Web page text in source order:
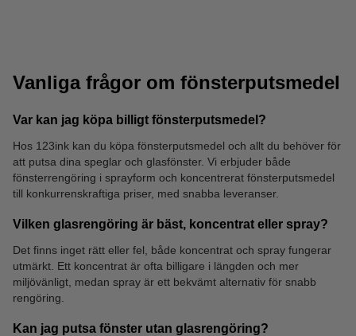
Hinkar Swiffer
Vanliga frågor om fönsterputsmedel
Var kan jag köpa billigt fönsterputsmedel?
Hos 123ink kan du köpa fönsterputsmedel och allt du behöver för
att putsa dina speglar och glasfönster. Vi erbjuder både
fönsterrengöring i sprayform och koncentrerat fönsterputsmedel
till konkurrenskraftiga priser, med snabba leveranser.
Vilken glasrengöring är bäst, koncentrat eller spray?
Det finns inget rätt eller fel, både koncentrat och spray fungerar
utmärkt. Ett koncentrat är ofta billigare i längden och mer
miljövänligt, medan spray är ett bekvämt alternativ för snabb
rengöring.
Kan jag putsa fönster utan glasrengöring?